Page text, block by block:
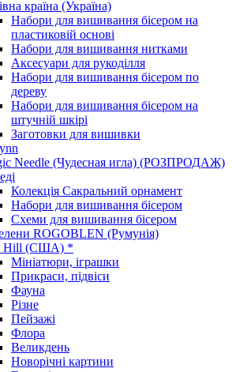
країна (Україна)
Набори для вишивання бісером на
пластиковій основі
Набори для вишивання нитками
Аксесуари для рукоділля
Набори для вишивання бісером по
дереву
Набори для вишивання бісером на
штучній шкірі
Заготовки для вишивки
Needle (Чудесная игла) (РОЗПРОДАЖ)
Колекція Сакральний орнамент
Набори для вишивання бісером
Схеми для вишивання бісером
ROGOBLEN (Румунія)
Hill (США) *
Мініатюри, іграшки
Прикраси, підвіси
Фауна
Різне
Пейзажі
Флора
Великдень
Новорічні картини